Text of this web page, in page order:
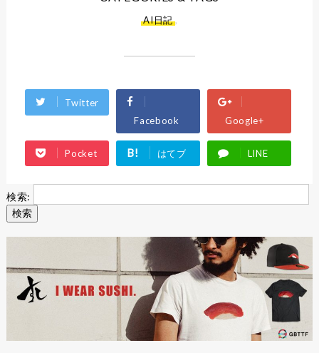
AI日記 ,
Twitter
Facebook
Google+
Pocket B! はてブ LINE
検索: